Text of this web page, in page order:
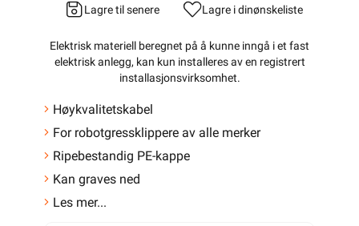
Lagre til senere Lagre i dinønskeliste
Elektrisk materiell beregnet på å kunne inngå i et fast
elektrisk anlegg, kan kun installeres av en registrert
installasjonsvirksomhet.
Høykvalitetskabel
For robotgressklippere av alle merker
Ripebestandig PE-kappe
Kan graves ned
Les mer...